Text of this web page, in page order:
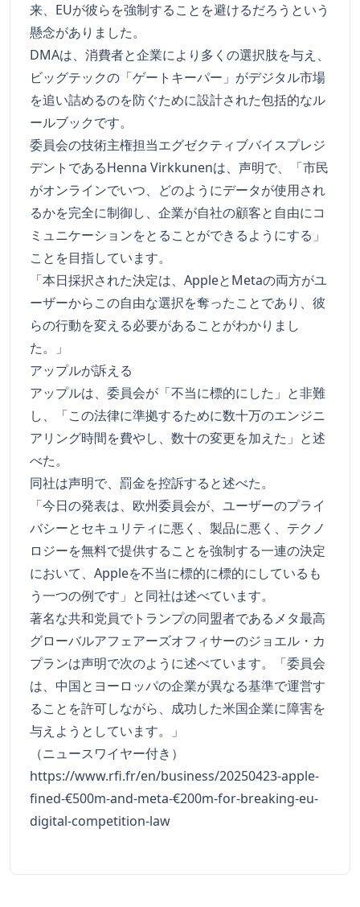
来、EUが彼らを強制することを避けるだろうという
懸念がありました。
DMAは、消費者と企業により多くの選択肢を与え、
ビッグテックの「ゲートキーパー」がデジタル市場
を追い詰めるのを防ぐために設計された包括的なル
ールブックです。
委員会の技術主権担当エグゼクティブバイスプレジ
デントであるHenna Virkkunenは、声明で、「市民
がオンラインでいつ、どのようにデータが使用され
るかを完全に制御し、企業が自社の顧客と自由にコ
ミュニケーションをとることができるようにする」
ことを目指しています。
「本日採択された決定は、AppleとMetaの両方がユ
ーザーからこの自由な選択を奪ったことであり、彼
らの行動を変える必要があることがわかりまし
た。」
アップルが訴える
アップルは、委員会が「不当に標的にした」と非難
し、「この法律に準拠するために数十万のエンジニ
アリング時間を費やし、数十の変更を加えた」と述
べた。
同社は声明で、罰金を控訴すると述べた。
「今日の発表は、欧州委員会が、ユーザーのプライ
バシーとセキュリティに悪く、製品に悪く、テクノ
ロジーを無料で提供することを強制する一連の決定
において、Appleを不当に標的に標的にしているも
う一つの例です」と同社は述べています。
著名な共和党員でトランプの同盟者であるメタ最高
グローバルアフェアーズオフィサーのジョエル・カ
プランは声明で次のように述べています。「委員会
は、中国とヨーロッパの企業が異なる基準で運営す
ることを許可しながら、成功した米国企業に障害を
与えようとしています。」
（ニュースワイヤー付き）
https://www.rfi.fr/en/business/20250423-apple-
fined-€500m-and-meta-€200m-for-breaking-eu-
digital-competition-law